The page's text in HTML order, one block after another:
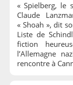
« Spielberg, le
Claude
« Shoah », dit
Liste de
fiction
l’Allemagne
rencontre à